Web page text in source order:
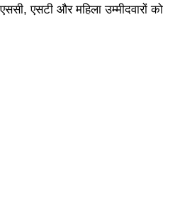
एसटी और महिला उम्मीदवारों को